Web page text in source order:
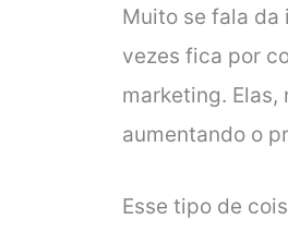
Muito se fala da
vezes fica por
marketing. Elas,
aumentando o
Esse tipo de